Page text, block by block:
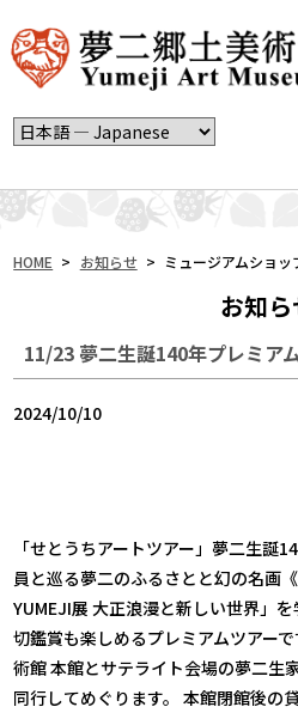
HOME > お知らせ > ミュージアムショッ
お知ら
2024/10/10
「せとうちアートツアー」夢二生誕
員と巡る夢二のふるさとと幻の名画
YUMEJI展 大正浪漫と新しい世界」
切鑑賞も楽しめるプレミアムツアー
術館 本館とサテライト会場の夢二生
同行してめぐります。 本館閉館後の